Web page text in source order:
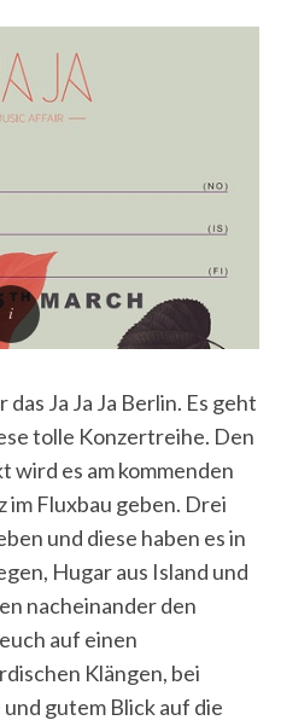
Ja Ja Ja Berlin. Es geht
tolle Konzertreihe. Den
wird es am kommenden
im Fluxbau geben. Drei
und diese haben es in
Hugar aus Island und
nacheinander den
auf einen
Klängen, bei
gutem Blick auf die